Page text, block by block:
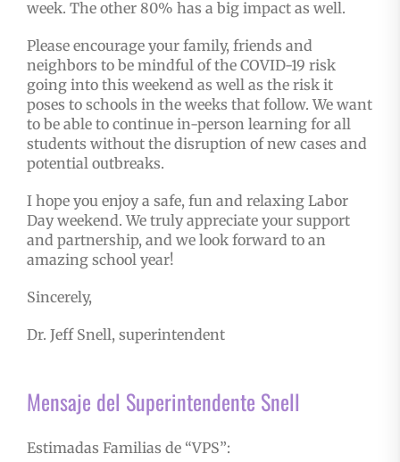
week. The other 80% has a big impact as well.
Please encourage your family, friends and
neighbors to be mindful of the COVID-19 risk
going into this weekend as well as the risk it
poses to schools in the weeks that follow. We want
to be able to continue in-person learning for all
students without the disruption of new cases and
potential outbreaks.
I hope you enjoy a safe, fun and relaxing Labor
Day weekend. We truly appreciate your support
and partnership, and we look forward to an
amazing school year!
Sincerely,
Dr. Jeff Snell, superintendent
Mensaje del Superintendente Snell
Estimadas Familias de “VPS”: